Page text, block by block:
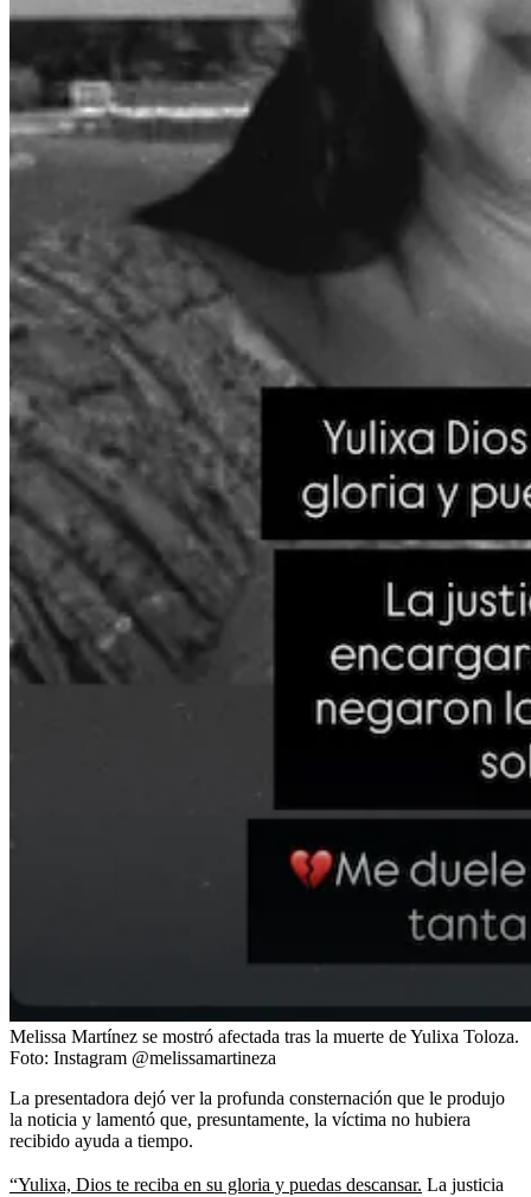
Melissa Martínez se mostró afectada tras la muerte de Yulixa Toloza.
Foto: Instagram @melissamartineza
La presentadora dejó ver la profunda consternación que le produjo
la noticia y lamentó que, presuntamente, la víctima no hubiera
recibido ayuda a tiempo.
“Yulixa, Dios te reciba en su gloria y puedas descansar. La justicia